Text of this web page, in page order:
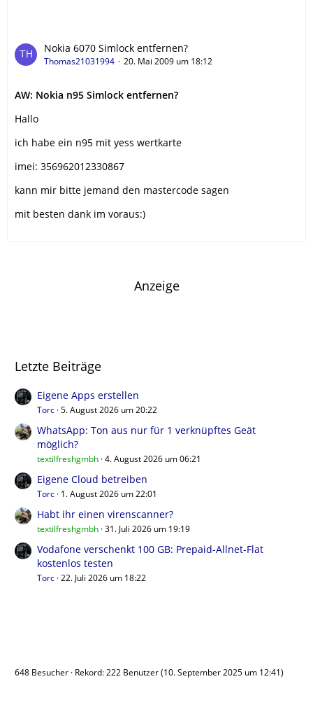
Nokia 6070 Simlock entfernen?
Thomas21031994 20. Mai 2009 um 18:12
AW: Nokia n95 Simlock entfernen?
Hallo
ich habe ein n95 mit yess wertkarte
imei: 356962012330867
kann mir bitte jemand den mastercode sagen
mit besten dank im voraus:)
Anzeige
Letzte Beiträge
Eigene Apps erstellen
Torc 5. August 2026 um 20:22
WhatsApp: Ton aus nur für 1 verknüpftes Geät
möglich?
textilfreshgmbh 4. August 2026 um 06:21
Eigene Cloud betreiben
Torc 1. August 2026 um 22:01
Habt ihr einen virenscanner?
textilfreshgmbh 31. Juli 2026 um 19:19
Vodafone verschenkt 100 GB: Prepaid-Allnet-Flat
kostenlos testen
Torc 22. Juli 2026 um 18:22
648 Besucher Rekord: 222 Benutzer (10. September 2025 um 12:41)